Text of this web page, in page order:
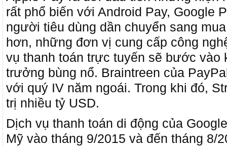
rất phổ biến với Android Pay, Google
người tiêu dùng dần chuyển sang
hơn, những đơn vị cung cấp công
vụ thanh toán trực tuyến sẽ bước vào
trưởng bùng nổ. Braintreen của
với quý IV năm ngoái. Trong khi đó,
trị nhiều tỷ USD.
Dịch vụ thanh toán di động của
Mỹ vào tháng 9/2015 và đến tháng 8/